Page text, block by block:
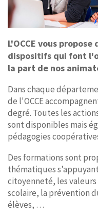
L'OCCE vous
dispositifs qui font
la part de nos
Dans chaque
de l'OCCE
degré. Toutes les
sont disponibles mais
pédagogies
Des formations sont
thématiques
citoyenneté, les
scolaire, la prévention
élèves, …